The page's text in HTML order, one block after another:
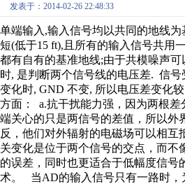
发表于：2014-02-26 22:48:33
单端输入,输入信号均以共同的地线
短(低于15 ft),且所有的输入信号共用
都有自有的基准地线;由于共模噪声
时, 是判断两个信号线的电压差. 信
变化时, GND 不变, 所以电压差变化
方面： a.抗干扰能力强，因为两根
端关心的只是两信号的差值，所以
反，他们对外辐射的电磁场可以相
关变化是位于两个信号的交点，而不
的误差，同时也更适合于低幅度信号
术。 当AD的输入信号只有一路时，